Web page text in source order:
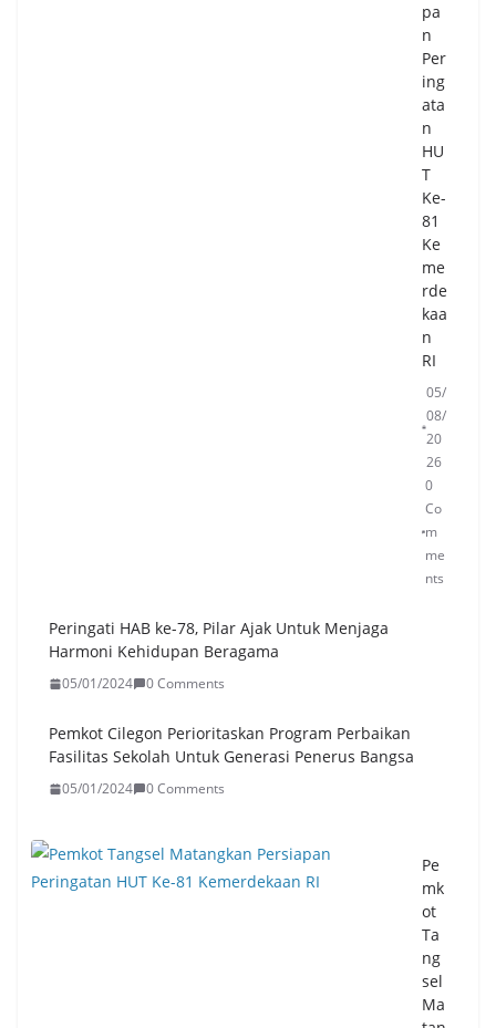
pa
n
Per
ing
ata
n
HU
T
Ke-
81
Ke
me
rde
kaa
n
RI
05/
08/
20
26
0
Co
m
me
nts
Peringati HAB ke-78, Pilar Ajak Untuk Menjaga
Harmoni Kehidupan Beragama
05/01/2024 0 Comments
Pemkot Cilegon Perioritaskan Program Perbaikan
Fasilitas Sekolah Untuk Generasi Penerus Bangsa
05/01/2024 0 Comments
Pe
mk
ot
Ta
ng
sel
Ma